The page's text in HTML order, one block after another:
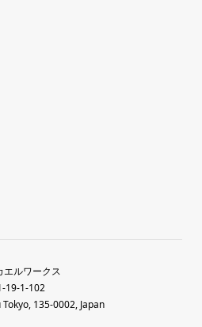
エルワークス
19-1-102
135-0002, Japan